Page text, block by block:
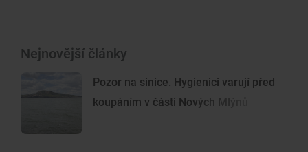
Nejnovější články
Pozor na sinice. Hygienici varují před
koupáním v části Nových Mlýnů